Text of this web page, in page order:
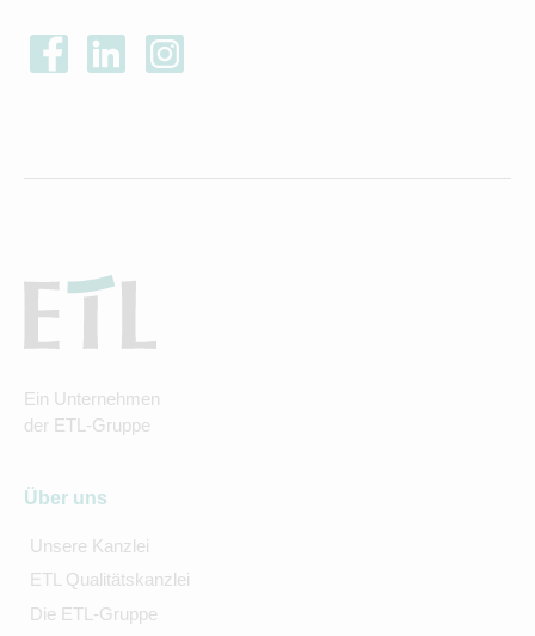
Ein Unternehmen
der ETL-Gruppe
Über uns
Unsere Kanzlei
ETL Qualitätskanzlei
Die ETL-Gruppe